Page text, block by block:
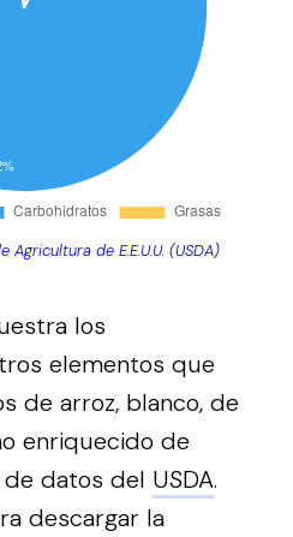
de E.E.U.U. (USDA)
los
elementos que
de arroz, blanco, de
enriquecido de
datos del USDA.
descargar la